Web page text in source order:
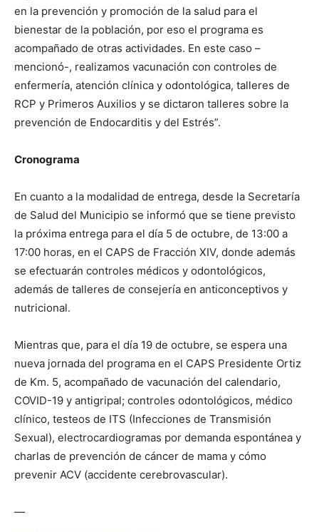
en la prevención y promoción de la salud para el
bienestar de la población, por eso el programa es
acompañado de otras actividades. En este caso –
mencionó-, realizamos vacunación con controles de
enfermería, atención clínica y odontológica, talleres de
RCP y Primeros Auxilios y se dictaron talleres sobre la
prevención de Endocarditis y del Estrés”.
Cronograma
En cuanto a la modalidad de entrega, desde la Secretaría
de Salud del Municipio se informó que se tiene previsto
la próxima entrega para el día 5 de octubre, de 13:00 a
17:00 horas, en el CAPS de Fracción XIV, donde además
se efectuarán controles médicos y odontológicos,
además de talleres de consejería en anticonceptivos y
nutricional.
Mientras que, para el día 19 de octubre, se espera una
nueva jornada del programa en el CAPS Presidente Ortiz
de Km. 5, acompañado de vacunación del calendario,
COVID-19 y antigripal; controles odontológicos, médico
clínico, testeos de ITS (Infecciones de Transmisión
Sexual), electrocardiogramas por demanda espontánea y
charlas de prevención de cáncer de mama y cómo
prevenir ACV (accidente cerebrovascular).
—